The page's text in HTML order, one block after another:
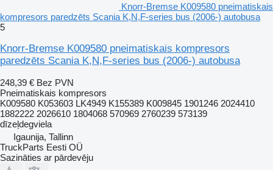
Knorr-Bremse K009580 pneimatiskais
kompresors paredzēts Scania K,N,F-series bus (2006-) autobusa
5
Knorr-Bremse K009580 pneimatiskais kompresors
paredzēts Scania K,N,F-series bus (2006-) autobusa
248,39 € Bez PVN
Pneimatiskais kompresors
K009580 K053603 LK4949 K155389 K009845 1901246 2024410
1882222 2026610 1804068 570969 2760239 573139
dīzeļdegviela
Igaunija, Tallinn
TruckParts Eesti OÜ
Sazināties ar pārdevēju